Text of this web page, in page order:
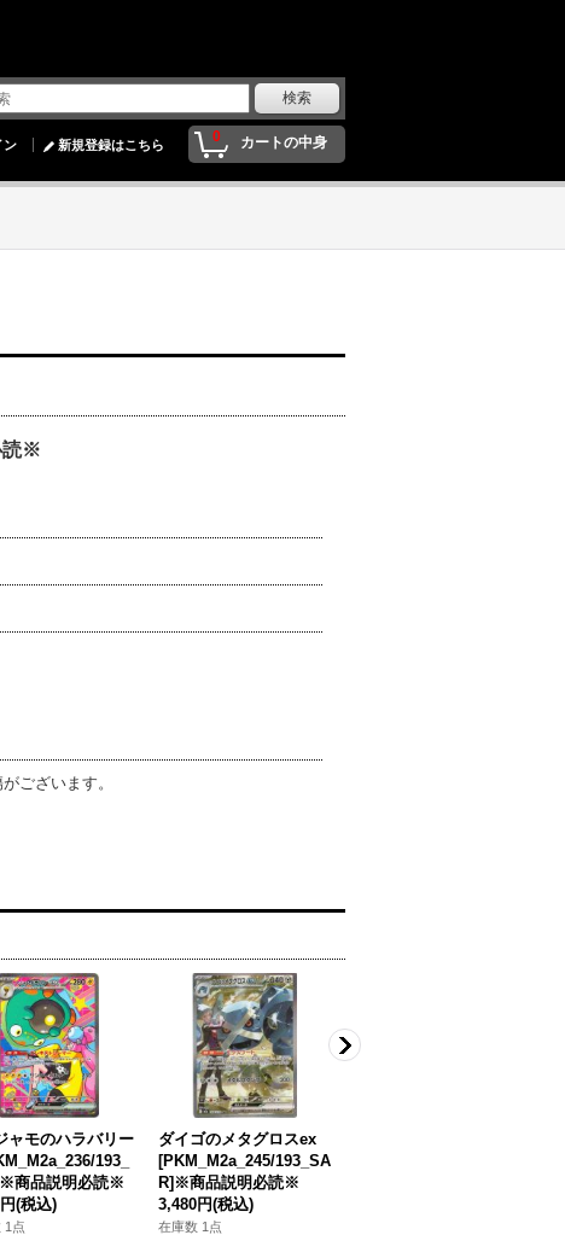
0 カートの中身
ン 新規登録はこちら
読※
ございます。
ャモのハラバリー
193_
商品説明必読※
(税込)
1点
ダイゴのメタグロスex
[PKM_M2a_245/193_SA
R]※商品説明必読※
3,480円(税込)
在庫数 1点